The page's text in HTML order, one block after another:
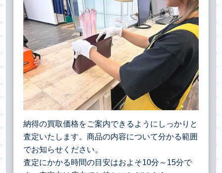
納得の買取価格をご案内できるようにしっかりと
査定いたします。商品の内容について分かる範囲
でお知らせください。
査定にかかる時間の目安はおよそ10分～15分で